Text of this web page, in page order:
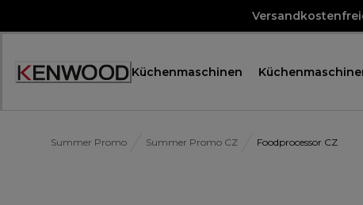
Accessibility
Küchenmaschinen
Summer Promo Summer Promo CZ Foodprocessor CZ